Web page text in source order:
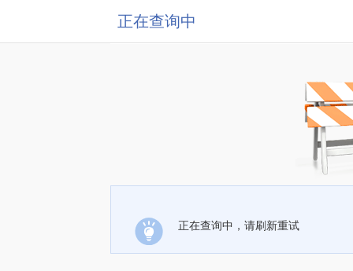
正在查询中
正在查询中，请刷新重试